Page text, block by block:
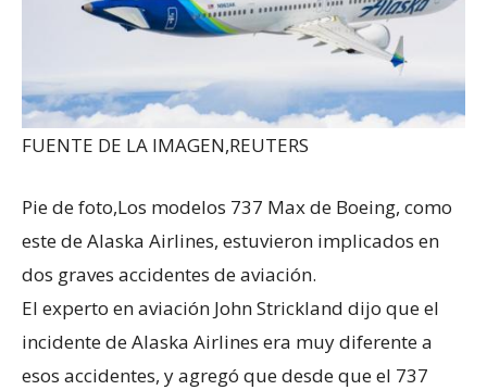
FUENTE DE LA IMAGEN,REUTERS
Pie de foto,Los modelos 737 Max de Boeing, como
este de Alaska Airlines, estuvieron implicados en
dos graves accidentes de aviación.
El experto en aviación John Strickland dijo que el
incidente de Alaska Airlines era muy diferente a
esos accidentes, y agregó que desde que el 737